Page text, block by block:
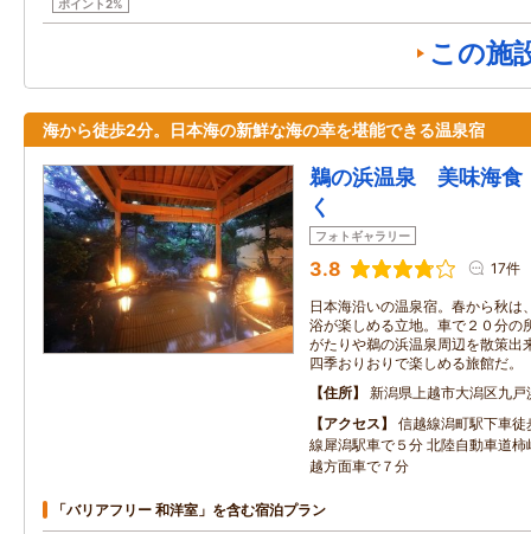
ポイント2%
この施
海から徒歩2分。日本海の新鮮な海の幸を堪能できる温泉宿
鵜の浜温泉 美味海
く
フォトギャラリー
3.8 17件
日本海沿いの温泉宿。春から秋は
浴が楽しめる立地。車で２０分の
がたりや鵜の浜温泉周辺を散策出
四季おりおりで楽しめる旅館だ。
住所
新潟県上越市大潟区九
アクセス
信越線潟町駅下車
線犀潟駅車で５分 北陸自動車道
越方面車で７分
「バリアフリー 和洋室」を含む宿泊プラン